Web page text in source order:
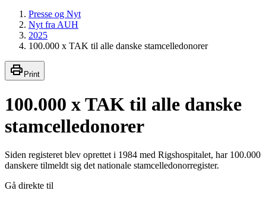
Presse og Nyt
Nyt fra AUH
2025
100.000 x TAK til alle danske stamcelledonorer
Print
100.000 x TAK til alle danske
stamcelledonorer
Siden registeret blev oprettet i 1984 med Rigshospitalet, har 100.000
danskere tilmeldt sig det nationale stamcelledonorregister.
Gå direkte til